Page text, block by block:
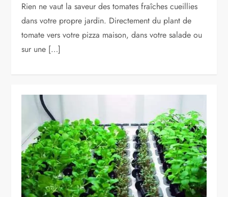
Rien ne vaut la saveur des tomates fraîches cueillies
dans votre propre jardin. Directement du plant de
tomate vers votre pizza maison, dans votre salade ou
sur une […]